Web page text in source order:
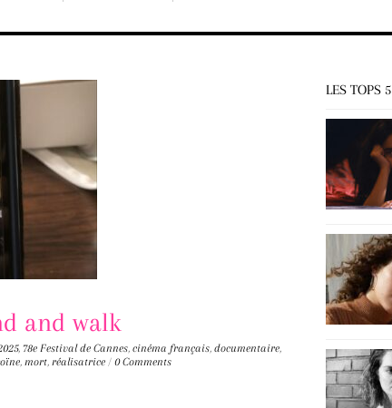
and walk
, 78e Festival de Cannes, cinéma français, documentaire,
, mort, réalisatrice / 0 Comments
LES TOPS 5